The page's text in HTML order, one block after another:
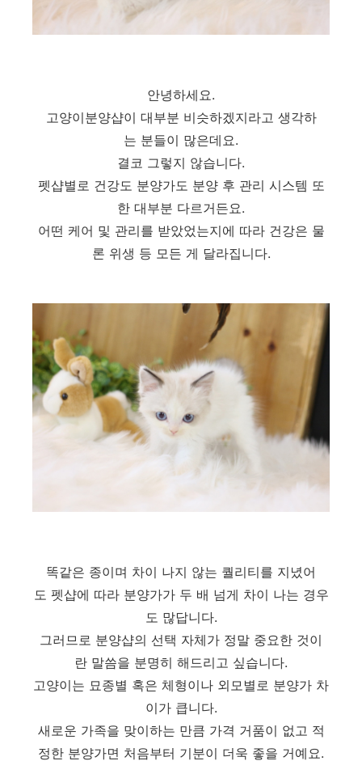
안녕하세요.
고양이분양샵이 대부분 비슷하겠지라고 생각하
는 분들이 많은데요.
결코 그렇지 않습니다.
펫샵별로 건강도 분양가도 분양 후 관리 시스템 또
한 대부분 다르거든요.
어떤 케어 및 관리를 받았었는지에 따라 건강은 물
론 위생 등 모든 게 달라집니다.
똑같은 종이며 차이 나지 않는 퀄리티를 지녔어
도 펫샵에 따라 분양가가 두 배 넘게 차이 나는 경우
도 많답니다.
그러므로 분양샵의 선택 자체가 정말 중요한 것이
란 말씀을 분명히 해드리고 싶습니다.
고양이는 묘종별 혹은 체형이나 외모별로 분양가 차
이가 큽니다.
새로운 가족을 맞이하는 만큼 가격 거품이 없고 적
정한 분양가면 처음부터 기분이 더욱 좋을 거예요.